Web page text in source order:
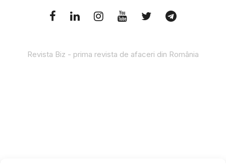
Revista Biz - prima revista de afaceri din România